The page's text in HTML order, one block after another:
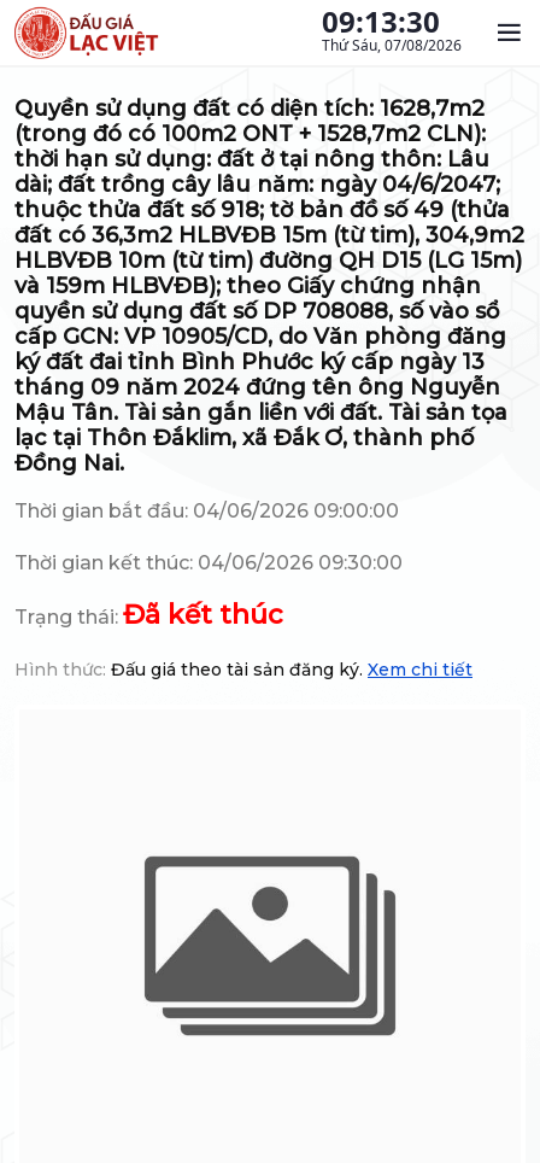
09:13:30
Thứ Sáu, 07/08/2026
Quyền sử dụng đất có diện tích: 1628,7m2
(trong đó có 100m2 ONT + 1528,7m2 CLN):
thời hạn sử dụng: đất ở tại nông thôn: Lâu
dài; đất trồng cây lâu năm: ngày 04/6/2047;
thuộc thửa đất số 918; tờ bản đồ số 49 (thửa
đất có 36,3m2 HLBVĐB 15m (từ tim), 304,9m2
HLBVĐB 10m (từ tim) đường QH D15 (LG 15m)
và 159m HLBVĐB); theo Giấy chứng nhận
quyền sử dụng đất số DP 708088, số vào sổ
cấp GCN: VP 10905/CD, do Văn phòng đăng
ký đất đai tỉnh Bình Phước ký cấp ngày 13
tháng 09 năm 2024 đứng tên ông Nguyễn
Mậu Tân. Tài sản gắn liền với đất. Tài sản tọa
lạc tại Thôn Đắklim, xã Đắk Ơ, thành phố
Đồng Nai.
Thời gian bắt đầu: 04/06/2026 09:00:00
Thời gian kết thúc: 04/06/2026 09:30:00
Trạng thái: Đã kết thúc
Hình thức: Đấu giá theo tài sản đăng ký. Xem chi tiết